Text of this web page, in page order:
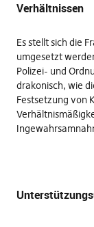
Verhältnissen
Es stellt sich die
umgesetzt
Polizei- und
drakonisch, wie
Festsetzung von